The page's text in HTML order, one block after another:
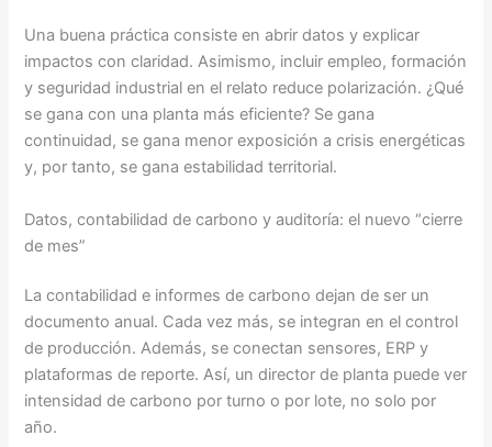
Una buena práctica consiste en abrir datos y explicar
impactos con claridad. Asimismo, incluir empleo, formación
y seguridad industrial en el relato reduce polarización. ¿Qué
se gana con una planta más eficiente? Se gana
continuidad, se gana menor exposición a crisis energéticas
y, por tanto, se gana estabilidad territorial.
Datos, contabilidad de carbono y auditoría: el nuevo “cierre
de mes”
La contabilidad e informes de carbono dejan de ser un
documento anual. Cada vez más, se integran en el control
de producción. Además, se conectan sensores, ERP y
plataformas de reporte. Así, un director de planta puede ver
intensidad de carbono por turno o por lote, no solo por
año.